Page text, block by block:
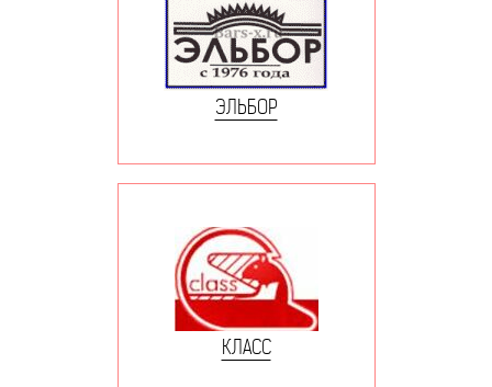
ЭЛЬБОР
КЛАСС